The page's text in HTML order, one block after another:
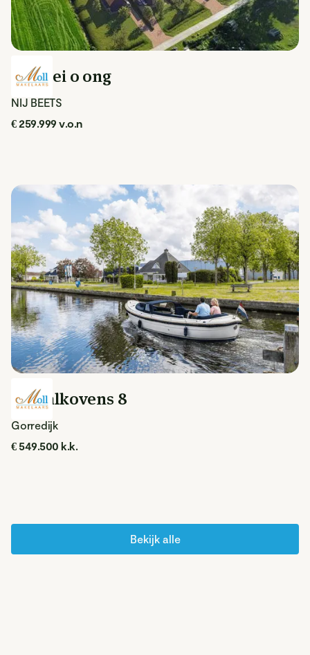
Geawei 0 ong
NIJ BEETS
€ 259.999 v.o.n
De Kalkovens 8
Gorredijk
€ 549.500 k.k.
Bekijk alle